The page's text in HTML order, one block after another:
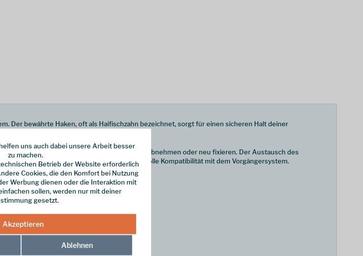
Der bewährte Haken, oft als Haifischzahn bezeichnet, sorgt für einen sicheren Halt deiner
und mit nur einem Handgriff vom Fahrrad abnehmen oder neu fixieren. Der Austausch des
der QMR Rail Hook 2.0 durch seine volle Kompatibilität mit dem Vorgängersystem.
uns auch dabei unsere Arbeit besser
zu machen.
Betrieb der Website erforderlich
Cookies, die den Komfort bei Nutzung
Werbung dienen oder die Interaktion mit
sollen, werden nur mit deiner
gesetzt.
Akzeptieren
Ablehnen